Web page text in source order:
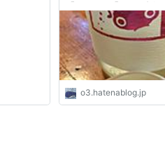
んが何か言うとる
o3.hatenablog.jp